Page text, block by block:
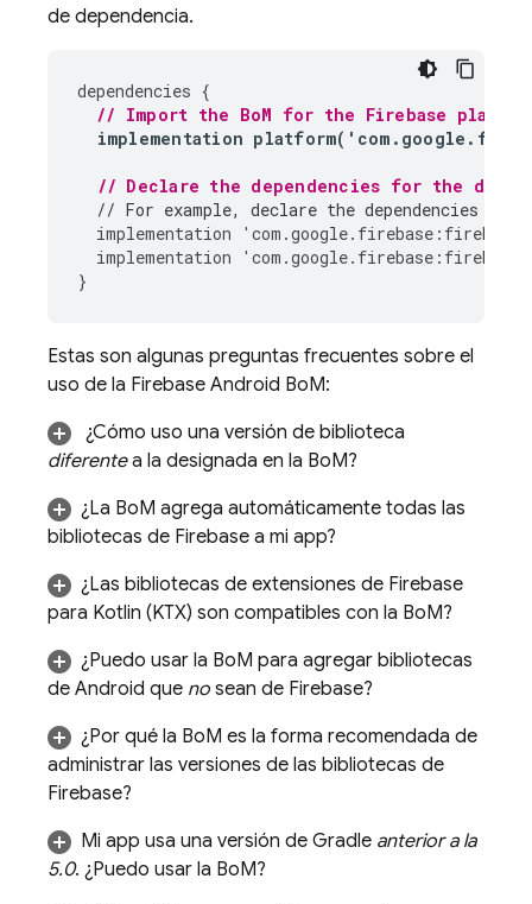
de dependencia.
dependencies {
// Import the BoM for the Firebase
implementation platform( ' com . google .
// Declare the dependencies for the
// For example, declare the dependencies for
implementation
' com .google. firebase : firebase
implementation
' com .google. firebase : firebase
}
Estas son algunas preguntas frecuentes sobre el
uso de la Firebase Android BoM:
¿Cómo uso una versión de biblioteca
diferentea la designada en la BoM?
¿La BoM agrega automáticamente todas las
bibliotecas de Firebase a mi app?
¿Las bibliotecas de extensiones de Firebase
para Kotlin (KTX) son compatibles con la BoM?
¿Puedo usar la BoM para agregar bibliotecas
de Android que no sean de Firebase?
¿Por qué la BoM es la forma recomendada de
administrar las versiones de las bibliotecas de
Firebase?
Mi app usa una versión de Gradle anterior a la
5.0. ¿Puedo usar la BoM?